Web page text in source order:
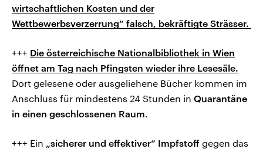
wirtschaftlichen Kosten und der
Wettbewerbsverzerrung“ falsch, bekräftigte Strässer.
+++ Die österreichische Nationalbibliothek in Wien
öffnet am Tag nach Pfingsten wieder ihre Lesesäle.
Dort gelesene oder ausgeliehene Bücher kommen im
Anschluss für mindestens 24 Stunden in Quarantäne
in einen geschlossenen Raum.
+++ Ein „sicherer und effektiver“ Impfstoff gegen das